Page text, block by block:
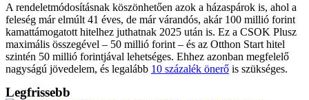
A rendeletmódosításnak köszönhetően azok a házaspárok is, ahol a
feleség már elmúlt 41 éves, de már várandós, akár 100 millió forint
kamattámogatott hitelhez juthatnak 2025 után is. Ez a CSOK Plusz
maximális összegével – 50 millió forint – és az Otthon Start hitel
szintén 50 millió forintjával lehetséges. Ehhez azonban megfelelő
nagyságú jövedelem, és legalább 10 százalék önerő is szükséges.
Legfrissebb